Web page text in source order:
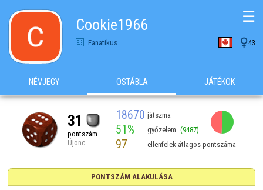
Cookie1966
Fanatikus 43
☰
NÉVJEGY OSTÁBLA JÁTÉKOK
31
pontszám
Újonc
18670 játszma
51% győzelem (9487)
97 ellenfelek átlagos pontszáma
PONTSZÁM ALAKULÁSA